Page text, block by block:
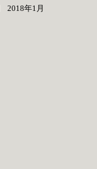
2018年1月